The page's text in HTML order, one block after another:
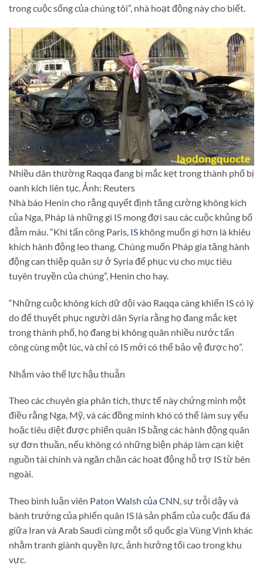
trong cuộc sống của chúng tôi”, nhà hoạt động này cho biết.
Nhiều dân thường Raqqa đang bị mắc kẹt trong thành phố bị
oanh kích liên tục. Ảnh: Reuters
Nhà báo Henin cho rằng quyết định tăng cường không kích
của Nga, Pháp là những gì IS mong đợi sau các cuộc khủng bố
đẫm máu. “Khi tấn công Paris, IS không muốn gì hơn là khiêu
khích hành động leo thang. Chúng muốn Pháp gia tăng hành
động can thiệp quân sự ở Syria để phục vụ cho mục tiêu
tuyên truyền của chúng”, Henin cho hay.
“Những cuộc không kích dữ dội vào Raqqa càng khiến IS có lý
do để thuyết phục người dân Syria rằng họ đang mắc kẹt
trong thành phố, họ đang bị không quân nhiều nước tấn
công cùng một lúc, và chỉ có IS mới có thể bảo vệ được họ”.
Nhắm vào thế lực hậu thuẫn
Theo các chuyên gia phân tích, thực tế này chứng minh một
điều rằng Nga, Mỹ, và các đồng minh khó có thể làm suy yếu
hoặc tiêu diệt được phiến quân IS bằng các hành động quân
sự đơn thuần, nếu không có những biện pháp làm cạn kiệt
nguồn tài chính và ngăn chặn các hoạt động hỗ trợ IS từ bên
ngoài.
Theo bình luận viên Paton Walsh của CNN, sự trỗi dậy và
bành trướng của phiến quân IS là sản phẩm của cuộc đấu đá
giữa Iran và Arab Saudi cùng một số quốc gia Vùng Vịnh khác
nhằm tranh giành quyền lực, ảnh hưởng tối cao trong khu
vực.